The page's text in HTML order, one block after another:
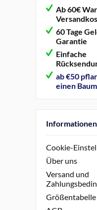
Ab 60€
60 Tage
Garantie
Einfache
ab €50
einen Baum
Informationen
Cookie-
Über uns
Versand und
Größentabelle